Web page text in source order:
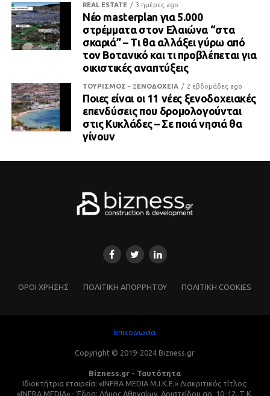
REAL ESTATE 3 ημέρες ago
Νέο masterplan για 5.000
στρέμματα στον Ελαιώνα “στα
σκαριά” – Τι θα αλλάξει γύρω από
τον Βοτανικό και τι προβλέπεται για
οικιστικές αναπτύξεις
ΤΟΥΡΙΣΜΟΣ - ΞΕΝΟΔΟΧΕΙΑ 2 εβδομάδες ago
Ποιες είναι οι 11 νέες ξενοδοχειακές
επενδύσεις που δρομολογούνται
στις Κυκλάδες – Σε ποιά νησιά θα
γίνουν
ΌΡΟΙ ΧΡΗΣΗΣ ΠΟΛΙΤΙΚΗ ΑΠΟΡΡΗΤΟΥ ΠΟΛΙΤΙΚΗ COOKIES
Επικοινωνία
Copyright © 2019-2024 Bizness.gr
Bizness.gr - Ταυτότητα
Ιδιοκτήτρια εταιρεία: «INFRA MEDIA M.I.K.E.» Διακριτικός τίτλος:
«INFRA MEDIA» - Έδρα: Δήμος Αθηναίων, Αριστείδου αρ. 10-12, Τ.Κ.